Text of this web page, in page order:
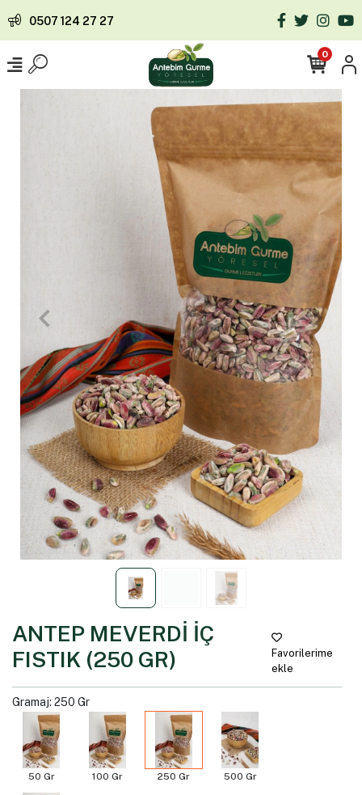
0507 124 27 27
0
ANTEP MEVERDİ İÇ
FISTIK (250 GR)
Favorilerime
ekle
Gramaj: 250 Gr
50 Gr 100 Gr 250 Gr 500 Gr